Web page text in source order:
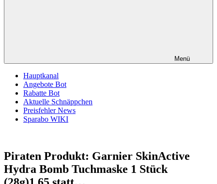
Menü
Hauptkanal
Angebote Bot
Rabatte Bot
Aktuelle Schnäppchen
Preisfehler News
Sparabo WIKI
Piraten Produkt: Garnier SkinActive
Hydra Bomb Tuchmaske 1 Stück